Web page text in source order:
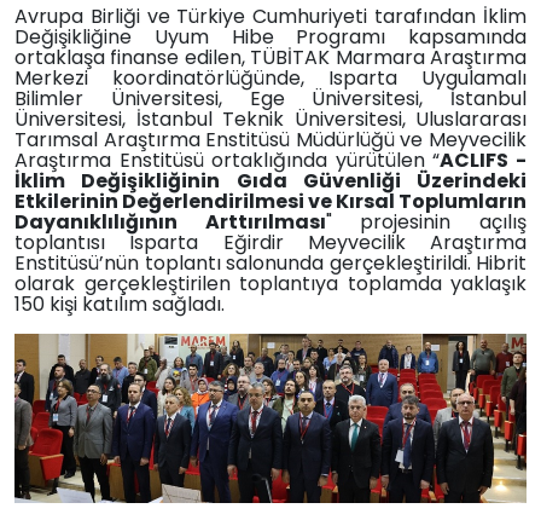
Avrupa Birliği ve Türkiye Cumhuriyeti tarafından İklim
Değişikliğine Uyum Hibe Programı kapsamında
ortaklaşa finanse edilen, TÜBİTAK Marmara Araştırma
Merkezi koordinatörlüğünde, Isparta Uygulamalı
Bilimler Üniversitesi, Ege Üniversitesi, İstanbul
Üniversitesi, İstanbul Teknik Üniversitesi, Uluslararası
Tarımsal Araştırma Enstitüsü Müdürlüğü ve Meyvecilik
Araştırma Enstitüsü ortaklığında yürütülen “ACLIFS -
İklim Değişikliğinin Gıda Güvenliği Üzerindeki
Etkilerinin Değerlendirilmesi ve Kırsal Toplumların
Dayanıklılığının Arttırılması" projesinin açılış
toplantısı Isparta Eğirdir Meyvecilik Araştırma
Enstitüsü’nün toplantı salonunda gerçekleştirildi. Hibrit
olarak gerçekleştirilen toplantıya toplamda yaklaşık
150 kişi katılım sağladı.